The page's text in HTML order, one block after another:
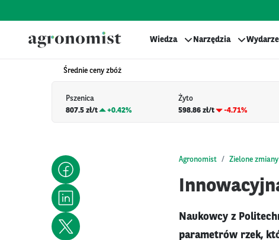
Wiedza Narzędzia
Średnie ceny zbóż
Pszenica
807.5 zł/t
+0.42%
Żyto
598.86 zł/t
-4.71%
Agronomist Zielone zmiany
Naukowcy z
parametrów rzek,